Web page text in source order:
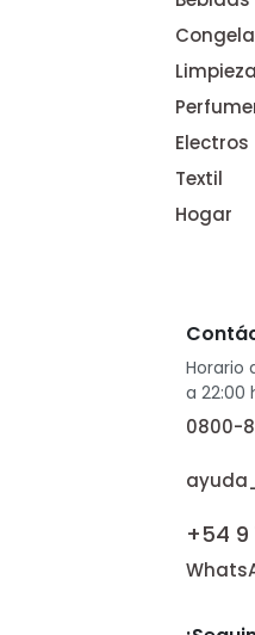
Limpieza
Electros
Textil
Hogar
Horario
a 22:00
0800-
+54 9